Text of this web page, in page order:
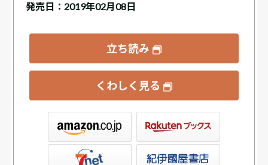
発売日：2019年02月08日
立ち読み
くわしく見る
書店ウェブストア